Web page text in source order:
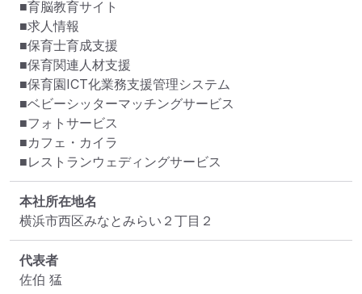
■育脳教育サイト
■求人情報
■保育士育成支援
■保育関連人材支援
■保育園ICT化業務支援管理システム
■ベビーシッターマッチングサービス
■フォトサービス
■カフェ・カイラ
■レストランウェディングサービス
本社所在地名
横浜市西区みなとみらい２丁目２
代表者
佐伯 猛